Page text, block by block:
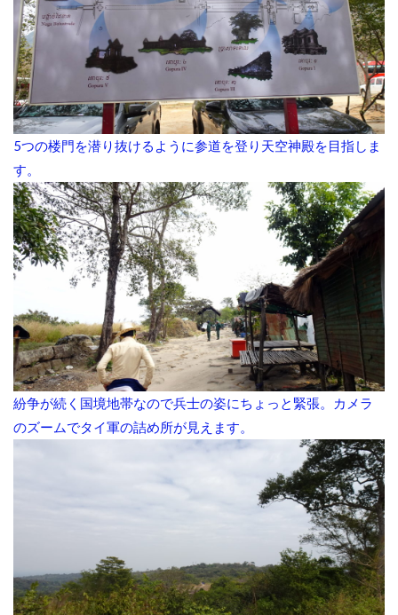
5つの楼門を潜り抜けるように参道を登り天空神殿を目指しま
す。
紛争が続く国境地帯なので兵士の姿にちょっと緊張。カメラ
のズームでタイ軍の詰め所が見えます。